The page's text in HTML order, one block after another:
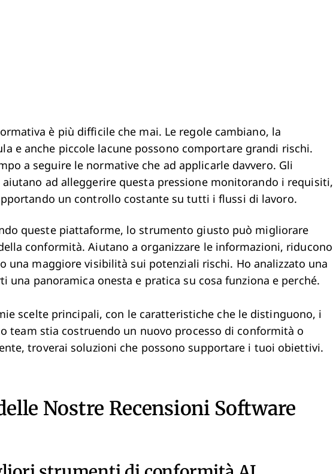
è più difficile che mai. Le regole cambiano, la
e anche piccole lacune possono comportare grandi rischi.
a seguire le normative che ad applicarle davvero. Gli
ad alleggerire questa pressione monitorando i requisiti,
un controllo costante su tutti i flussi di lavoro.
queste piattaforme, lo strumento giusto può migliorare
conformità. Aiutano a organizzare le informazioni, riducono
una maggiore visibilità sui potenziali rischi. Ho analizzato una
una panoramica onesta e pratica su cosa funziona e perché.
scelte principali, con le caratteristiche che le distinguono, i
team stia costruendo un nuovo processo di conformità o
troverai soluzioni che possono supportare i tuoi obiettivi.
Nostre Recensioni Software